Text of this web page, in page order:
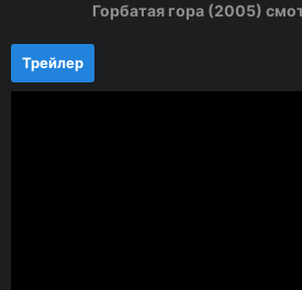
Горбатая гора (2005)
Трейлер